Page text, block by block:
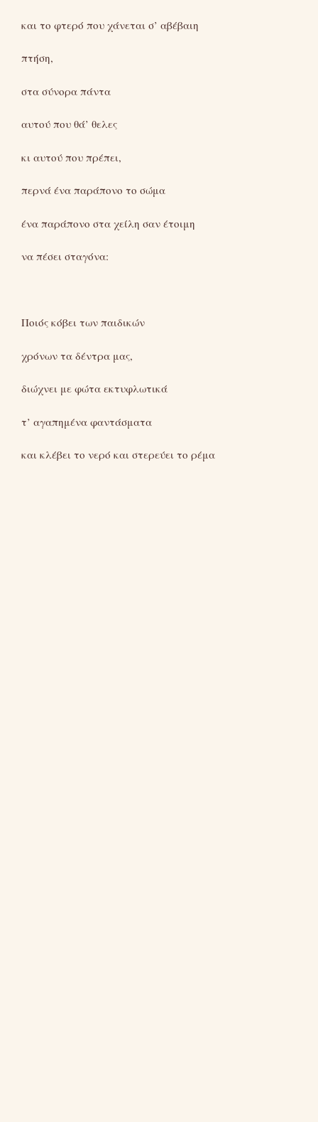
και το φτερό που χάνεται σ’ αβέβαιη
πτήση,
στα σύνορα πάντα
αυτού που θά’ θελες
κι αυτού που πρέπει,
περνά ένα παράπονο το σώμα
ένα παράπονο στα χείλη σαν έτοιμη
να πέσει σταγόνα:
Ποιός κόβει των παιδικών
χρόνων τα δέντρα μας,
διώχνει με φώτα εκτυφλωτικά
τ’ αγαπημένα φαντάσματα
και κλέβει το νερό και στερεύει το ρέμα